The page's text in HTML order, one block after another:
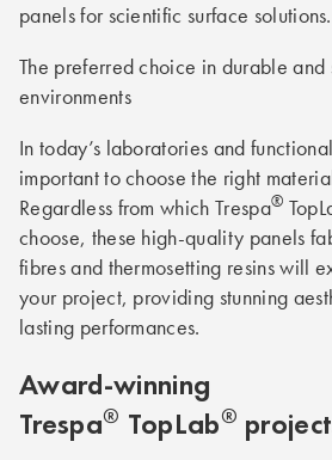
panels for scientific surface solutions.
The preferred choice in durable and
environments
In today’s laboratories and
important to choose the right
Regardless from which Trespa®
choose, these high-quality panels
fibres and thermosetting resins will
your project, providing stunning
lasting performances.
Award-winning
Trespa® TopLab®